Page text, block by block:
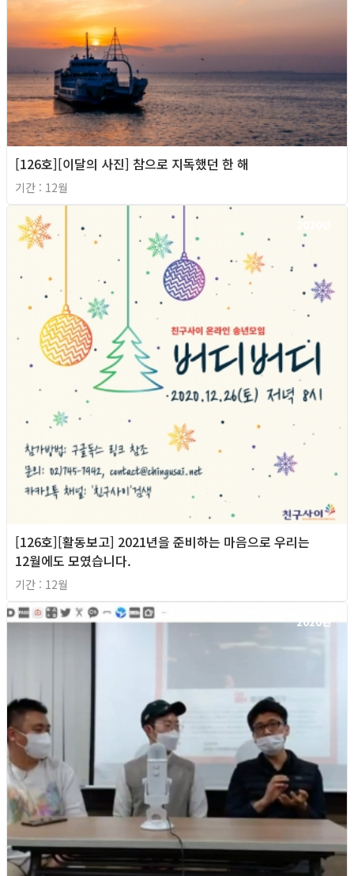
[126호][이달의 사진] 참으로 지독했던 한 해
기간 : 12월
[126호][활동보고] 2021년을 준비하는 마음으로 우리는
12월에도 모였습니다.
기간 : 12월
2020년